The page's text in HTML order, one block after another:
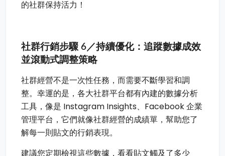
的社群保持活力！
社群行銷步驟 6／持續優化：追蹤數據成效
並滾動式調整策略
社群經營不是一次性任務，而需要不斷學習和調
整。幸運的是，各大社群平台都有內建的數據分析
工具，像是 Instagram Insights、Facebook 企業
管理平台，它們就像社群經營的成績單，幫助您了
解每一則貼文的行銷表現。
建議您定期檢視這些數據，看看貼文觸及了多少